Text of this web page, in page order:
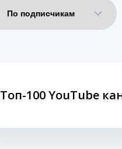
Топ-100 YouTube